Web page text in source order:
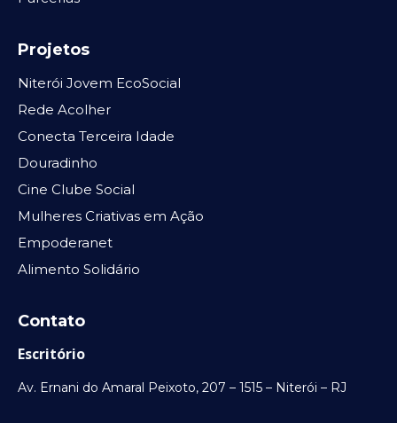
Projetos
Niterói Jovem EcoSocial
Rede Acolher
Conecta Terceira Idade
Douradinho
Cine Clube Social
Mulheres Criativas em Ação
Empoderanet
Alimento Solidário
Contato
Escritório
Av. Ernani do Amaral Peixoto, 207 – 1515 – Niterói – RJ